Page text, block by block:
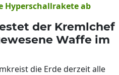
Hyperschallrakete ab
der Kremlchef
Waffe im
die Erde derzeit alle